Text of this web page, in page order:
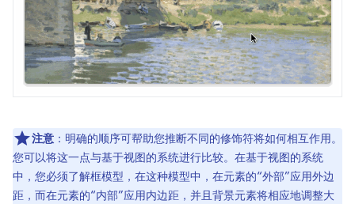
注意 ： 明确的顺序可帮助您推断不同的修饰符将如何相互作用。
您可以将这一点与基于视图的系统进行比较。在基于视图的系统
中，您必须了解框模型，在这种模型中，在元素的“外部”应用外边
距，而在元素的“内部”应用内边距，并且背景元素将相应地调整大